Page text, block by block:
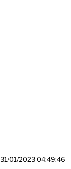
31/01/2023 04:49:46